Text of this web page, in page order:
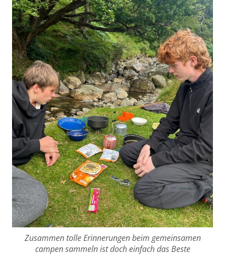
Zusammen tolle Erinnerungen beim gemeinsamen
campen sammeln ist doch einfach das Beste